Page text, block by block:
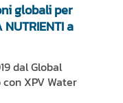
globali per
NUTRIENTI a
dal Global
XPV Water